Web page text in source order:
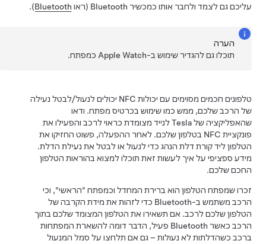
עליכם גם לצמד ולחבר אותו כמכשיר Bluetooth (ראו
Bluetooth
).
הערה
תוכלו גם להגדיר שימוש ב-Apple Watch כמפתח.
טלפונים חכמים מסוימים עם יכולות NFC יכולים לנעול/לבטל נעילה
של הרכב שלכם, ממש כמו שימוש בכרטיס מפתח. ודאו
שהאפליקציה של Tesla לנייד מצומדת כראוי לרכב והפעילו את
פונקציית NFC בטלפון שלכם. לאחר ההפעלה, פשוט החזיקו את
הטלפון ליד קורת דלת הנהג כדי לנעול או לבטל את נעילת הדלת.
מידע ספציפי על איך לעשות זאת תוכלו למצוא בהוראות הטלפון
החכם שלכם.
זכרו שמפתח הטלפון הוא ברירת המחדל וכמפתח "הראשי", וכי
הרכב משתמש ב-Bluetooth כדי לזהות את מידת הקרבה של
הטלפון שלכם לרכב. אם תשאירו את הטלפון המצומד שלכם בתוך
הרכב כאשר Bluetooth פעיל, הדבר דומה להשארת המפתחות
ברכב כשהדלתות לא נעולות – גם אם תלחצו על סמל המנעול